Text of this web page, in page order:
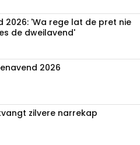
2026: 'Wa rege lat de pret nie
de dweilavend'
2026
zilvere narrekap